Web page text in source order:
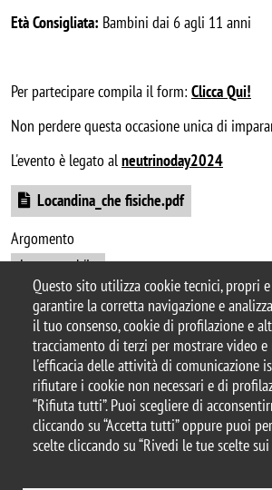
Questo sito utilizza cookie tecnici, propri
garantire la corretta navigazione e
il tuo consenso, cookie di profilazione e
tracciamento di terzi per mostrare video e
l'efficacia delle attività di comunicazione
rifiutare i cookie non necessari e di
“Rifiuta tutti”. Puoi scegliere di
cliccando su “Accetta tutti” oppure puoi
scelte cliccando su “Rivedi le tue scelte sui
Età Consigliata: Bambini dai 6 agli 11 anni
Per partecipare compila il form: Clicca Qui!
Non perdere questa occasione unica di
L'evento è legato alneutrinoday2024
Document
Locandina_che fisiche.pdf
Argomento
Leggo anch'io
© 2025 Biblioteca di
Studi di Milano-Bicocca
Piazza dell'Ateneo Nuovo,
Casella PEC:
P.I. 12621570154 |